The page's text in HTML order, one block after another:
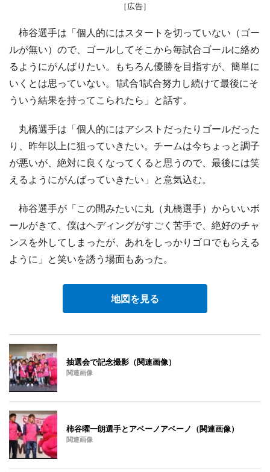
［広告］
柿谷選手は「個人的にはスタートを切っていない（ゴー
ルが無い）ので、ゴールしてそこから毎試合ゴールに絡め
るようにがんばりたい。もちろん優勝を目指すが、簡単に
いくとは思っていない。1試合1試合努力し続けて最後にそ
ういう結果を持ってこられたら」と話す。
丸橋選手は「個人的にはアシストだったりゴールだった
り、昨年以上に狙っていきたい。チームは今ちょっと調子
が悪いが、絶対に良くなってくると思うので、最後には笑
えるようにがんばっていきたい」と意気込む。
柿谷選手が「この間みたいに丸（丸橋選手）からいいボ
ールがきて、僕はヘディングがすごく苦手で、絶好のチャ
ンスを外してしまったが、あれをしっかりゴロでもらえる
ように」と笑いを誘う場面もあった。
地図を見る
抽選会で記念撮影（関連画像）
関連画像
柿谷曜一朗選手とアベーノアベーノ（関連画像）
関連画像